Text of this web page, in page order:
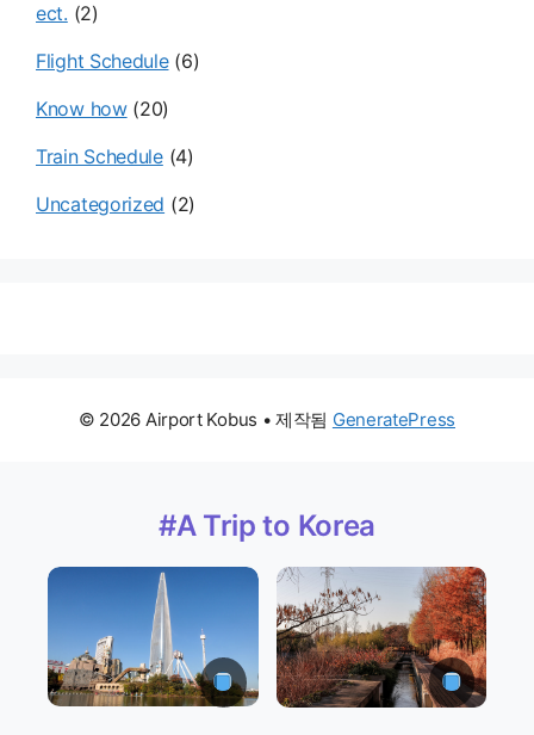
ect. (2)
Flight Schedule(6)
Know how(20)
Train Schedule(4)
Uncategorized (2)
© 2026 Airport Kobus • 제작됨 GeneratePress
#A Trip to Korea